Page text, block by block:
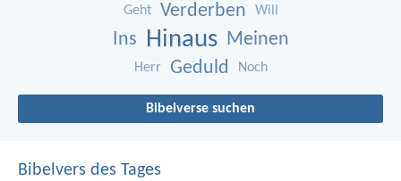
Geht Verderben Will
Ins Hinaus Meinen
Herr Geduld Noch
Bibelverse suchen
Bibelvers des Tages